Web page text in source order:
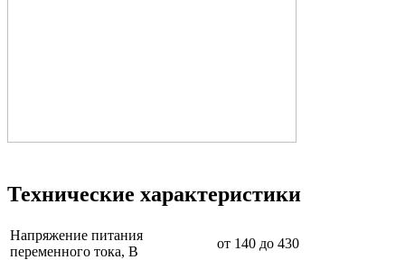
Технические характеристики
Напряжение питания
переменного тока, В
от 140 до 430